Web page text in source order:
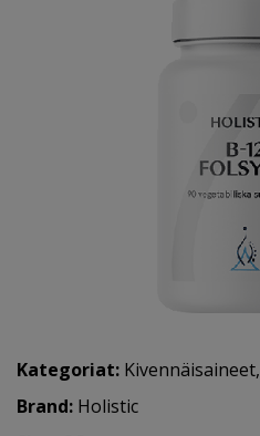
Kategoriat: Kivennäisaineet,
Brand: Holistic